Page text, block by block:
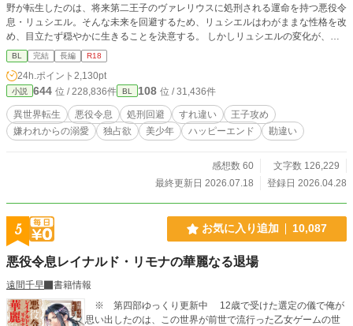
野が転生したのは、将来第二王子のヴァレリウスに処刑される運命を持つ悪役令
息・リュシエル。そんな未来を回避するため、リュシエルはわがままな性格を改
め、目立たず穏やかに生きることを決意する。 しかしリュシエルの変化が、嫌
われていたはずの第二王子ヴァレリウスの関心を引いてしまう。関わらないよう
に、と願っていたはずなのに、なぜか少しずつ関係を変わっていって…… 処刑
エンド回避を目指す転生令息と、彼に惹かれていく王子のすれ違いから始まるハ
ッピーエンドなお話です。 R18には※つけます。
BL 完結 長編 R18
24h.ポイント 2,130pt
小説 644 位 / 228,836件 BL 108 位 / 31,436件
異世界転生 悪役令息 処刑回避 すれ違い
王子攻め
嫌われからの溺愛
独占欲 美少年 ハッピーエンド 勘違い
感想数 60
文字数 126,229
最終更新日 2026.07.18
登録日 2026.04.28
5 お気に入り追加 10,087
悪役令息レイナルド・リモナの華麗なる退場
遠間千早
書籍情報
※ 第四部ゆっくり更新中 12歳で受けた選定の儀で俺が
思い出したのは、この世界が前世で流行った乙女ゲームの世